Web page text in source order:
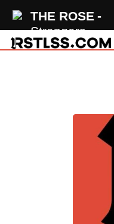
THE ROSE
Strangers
main